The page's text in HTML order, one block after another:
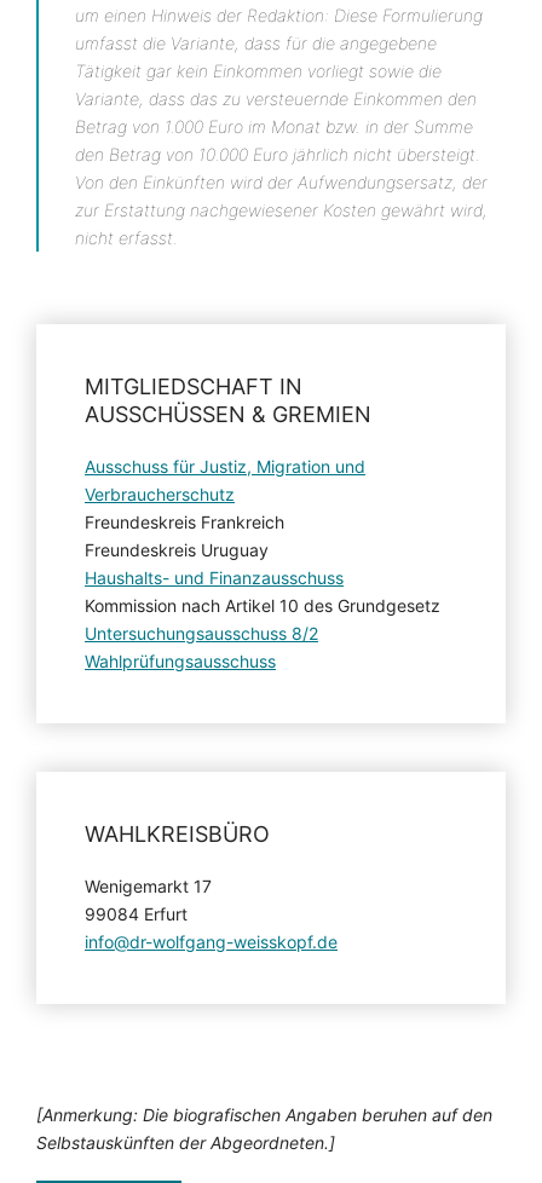
um einen Hinweis der Redaktion: Diese Formulierung
umfasst die Variante, dass für die angegebene
Tätigkeit gar kein Einkommen vorliegt sowie die
Variante, dass das zu versteuernde Einkommen den
Betrag von 1.000 Euro im Monat bzw. in der Summe
den Betrag von 10.000 Euro jährlich nicht übersteigt.
Von den Einkünften wird der Aufwendungsersatz, der
zur Erstattung nachgewiesener Kosten gewährt wird,
nicht erfasst.
MITGLIEDSCHAFT IN
AUSSCHÜSSEN & GREMIEN
Ausschuss für Justiz, Migration und
Verbraucherschutz
Freundeskreis Frankreich
Freundeskreis Uruguay
Haushalts- und Finanzausschuss
Kommission nach Artikel 10 des Grundgesetz
Untersuchungsausschuss 8/2
Wahlprüfungsausschuss
WAHLKREISBÜRO
Wenigemarkt 17
99084 Erfurt
info@dr-wolfgang-weisskopf.de
[Anmerkung: Die biografischen Angaben beruhen auf den
Selbstauskünften der Abgeordneten.]